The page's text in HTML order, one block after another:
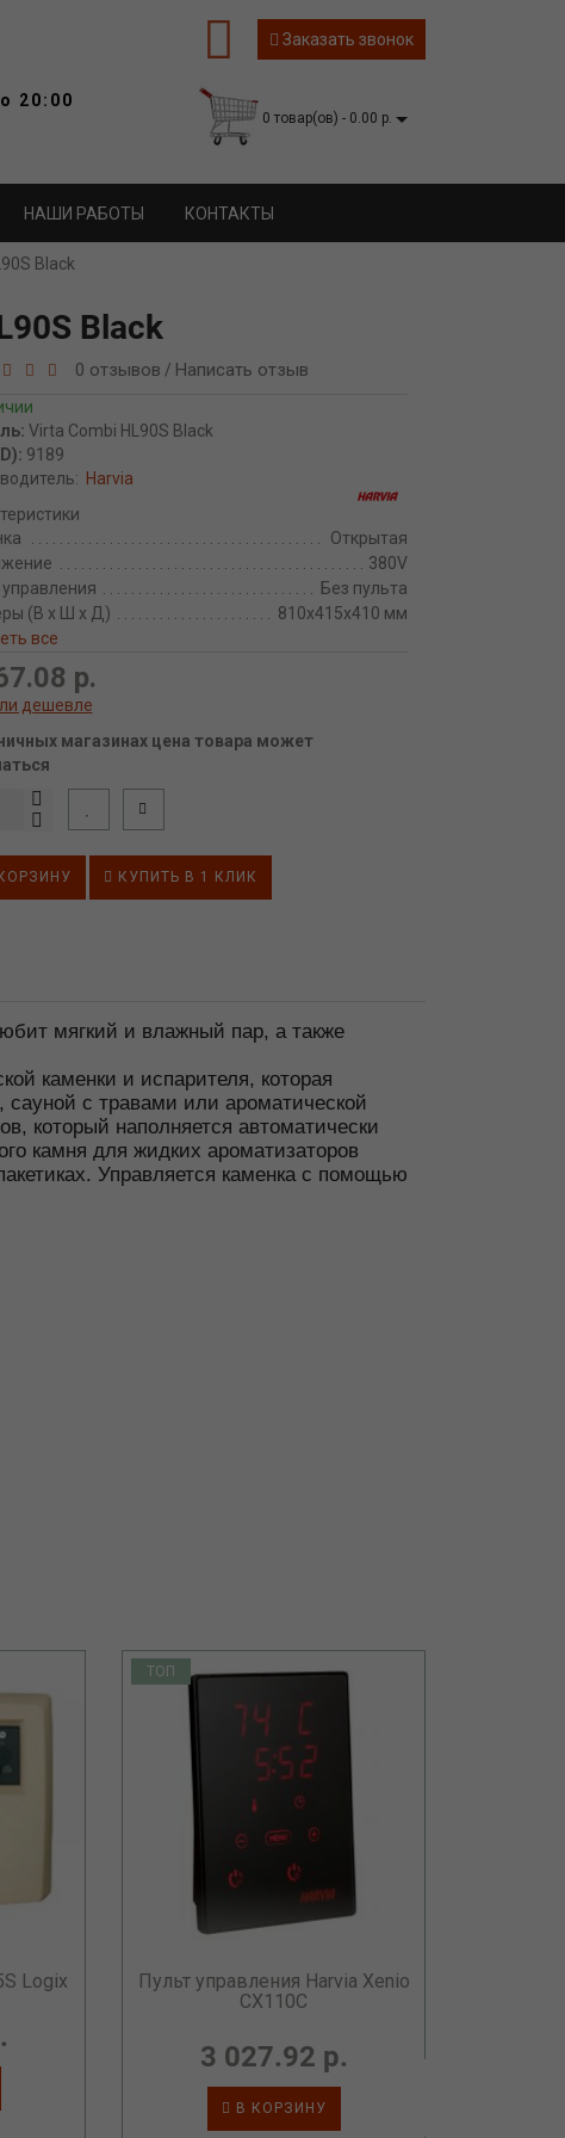
20:00
Заказать звонок
0 товар(ов) - 0.00 р.
НАШИ РАБОТЫ КОНТАКТЫ
Black
Black
0 отзывов / Написать отзыв
Virta Combi HL90S Black
9189
Harvia
Открытая
380V
управления
Без пульта
(В х Ш х Д)
810х415х410 мм
все
р.
дешевле
магазинах цена товара может
КУПИТЬ В 1 КЛИК
мягкий и влажный пар, а также
каменки и испарителя, которая
с травами или ароматической
который наполняется автоматически
камня для жидких ароматизаторов
Управляется каменка с помощью
Logix
ТОП
Пульт управления Harvia Xenio
CX110C
3 027.92 р.
В КОРЗИНУ